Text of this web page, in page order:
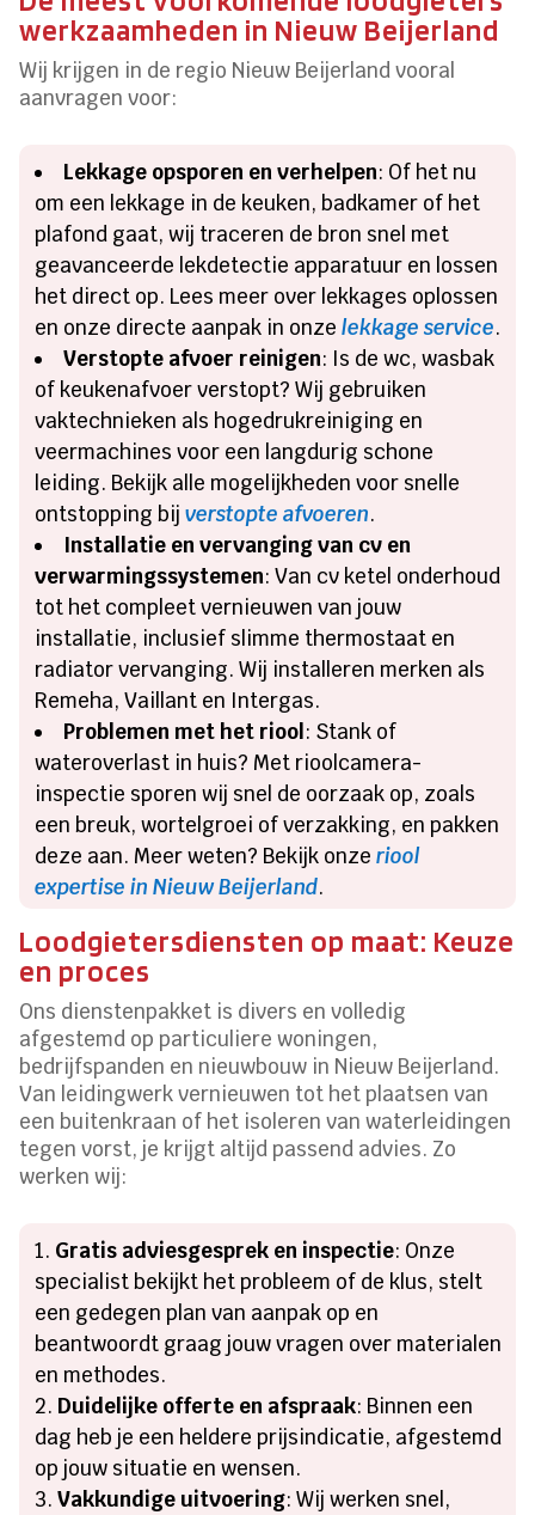
werkzaamheden in Nieuw Beijerland
Wij krijgen in de regio Nieuw Beijerland vooral
aanvragen voor:
Lekkage opsporen en verhelpen: Of het nu
om een lekkage in de keuken, badkamer of het
plafond gaat, wij traceren de bron snel met
geavanceerde lekdetectie apparatuur en lossen
het direct op. Lees meer over lekkages oplossen
en onze directe aanpak in onzelekkage service.
Verstopte afvoer reinigen: Is de wc, wasbak
of keukenafvoer verstopt? Wij gebruiken
vaktechnieken als hogedrukreiniging en
veermachines voor een langdurig schone
leiding. Bekijk alle mogelijkheden voor snelle
ontstopping bijverstopte afvoeren.
Installatie en vervanging van cv en
verwarmingssystemen: Van cv ketel onderhoud
tot het compleet vernieuwen van jouw
installatie, inclusief slimme thermostaat en
radiator vervanging. Wij installeren merken als
Remeha, Vaillant en Intergas.
Problemen met het riool : Stank of
wateroverlast in huis? Met rioolcamera-
inspectie sporen wij snel de oorzaak op, zoals
een breuk, wortelgroei of verzakking, en pakken
deze aan. Meer weten? Bekijk onzeriool
expertise in Nieuw Beijerland.
Loodgietersdiensten op maat: Keuze
en proces
Ons dienstenpakket is divers en volledig
afgestemd op particuliere woningen,
bedrijfspanden en nieuwbouw in Nieuw Beijerland.
Van leidingwerk vernieuwen tot het plaatsen van
een buitenkraan of het isoleren van waterleidingen
tegen vorst, je krijgt altijd passend advies. Zo
werken wij:
Gratis adviesgesprek en inspectie: Onze
specialist bekijkt het probleem of de klus, stelt
een gedegen plan van aanpak op en
beantwoordt graag jouw vragen over materialen
en methodes.
Duidelijke offerte en afspraak: Binnen een
dag heb je een heldere prijsindicatie, afgestemd
op jouw situatie en wensen.
Vakkundige uitvoering: Wij werken snel,